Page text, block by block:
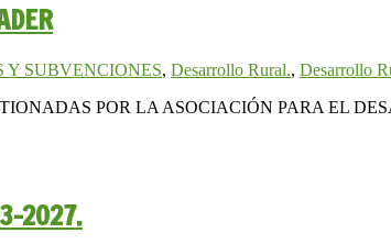
Y SUBVENCIONES, Desarrollo Rural., Desarrollo
POR LA ASOCIACIÓN PARA EL
2027.